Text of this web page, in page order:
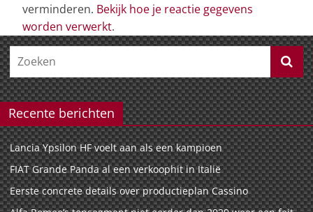
verminderen. Bekijk hoe je reactie gegevens
worden verwerkt.
Recente berichten
Lancia Ypsilon HF voelt aan als een kampioen
FIAT Grande Panda al een verkoophit in Italië
Eerste concrete details over productieplan Cassino